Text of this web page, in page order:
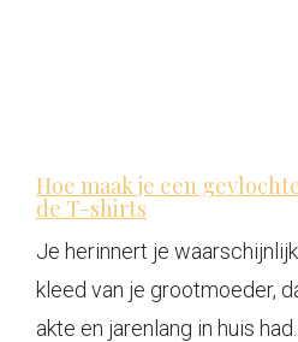
Hoe maak je een
de T-shirts
Je herinnert je
kleed van je grootmoeder,
akte en jarenlang in huis